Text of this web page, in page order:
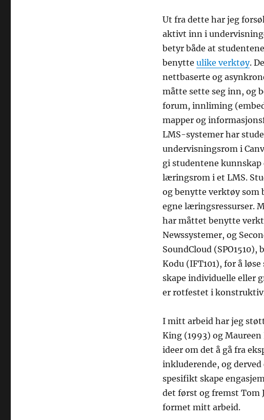
Ut fra dette har jeg
aktivt inn i
betyr både at
benytte ulike verktøy.
nettbaserte og
måtte sette seg inn, og
forum, innliming
mapper og
LMS-systemer har
undervisningsrom i
gi studentene
læringsrom i et LMS.
og benytte verktøy som
egne læringsressurser.
har måttet benytte
Newssystemer, og
SoundCloud
Kodu (IFT101), for å
skape individuelle eller
er rotfestet i
I mitt arbeid har jeg
King (1993) og
ideer om det å gå fra
inkluderende, og
spesifikt skape
det først og fremst Tom
formet mitt arbeid.